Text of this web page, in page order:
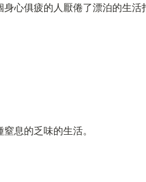
心俱疲的人厭倦了漂泊的生活
息的乏味的生活。